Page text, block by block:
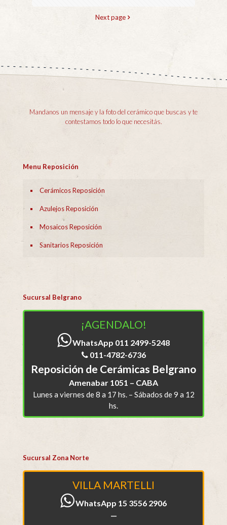
Next page
Mandanos un mensaje y la foto del cerámico que buscas y te
contestamos todo lo que necesitás.
Menu Reposición
Cerámicos Reposición
Azulejos Reposición
Mosaicos Reposición
Sanitarios Reposición
Sucursal Belgrano
¡AGENDALO!
WhatsApp 011 2499-5248
011-4782-6736
Reposición de Cerámicas Belgrano
Amenabar 1051 – CABA
Lunes a viernes de 8 a 17 hs. – Sábados de 9 a 12
hs.
Sucursal Zona Norte
VILLA MARTELLI
WhatsApp 15 3556 2906
—